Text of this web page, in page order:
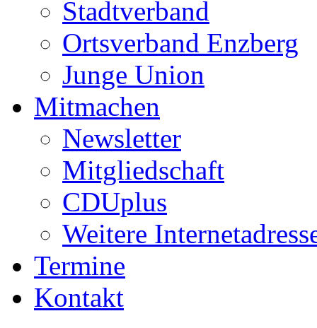
Stadtverband
Ortsverband Enzberg
Junge Union
Mitmachen
Newsletter
Mitgliedschaft
CDUplus
Weitere
Termine
Kontakt